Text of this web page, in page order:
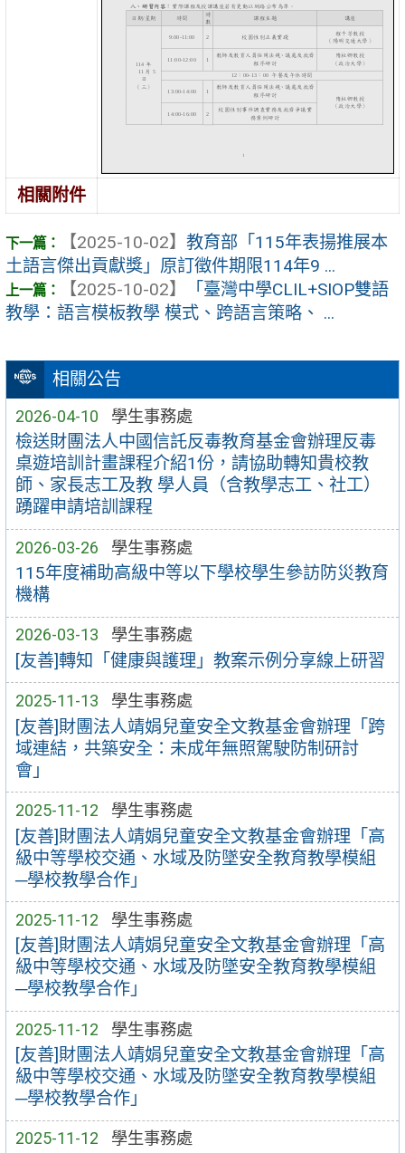
相關公告
2026-04-10 學生事務處
檢送財團法人中國信託反毒教育基金會辦理反毒
桌遊培訓計畫課程介紹1份，請協助轉知貴校教
師、家長志工及教 學人員（含教學志工、社工）
踴躍申請培訓課程
2026-03-26 學生事務處
115年度補助高級中等以下學校學生參訪防災教育
機構
2026-03-13 學生事務處
[友善]轉知「健康與護理」教案示例分享線上研習
2025-11-13 學生事務處
[友善]財團法人靖娟兒童安全文教基金會辦理「跨
域連結，共築安全：未成年無照駕駛防制研討
會」
2025-11-12 學生事務處
[友善]財團法人靖娟兒童安全文教基金會辦理「高
級中等學校交通、水域及防墜安全教育教學模組
─學校教學合作」
2025-11-12 學生事務處
[友善]財團法人靖娟兒童安全文教基金會辦理「高
級中等學校交通、水域及防墜安全教育教學模組
─學校教學合作」
2025-11-12 學生事務處
[友善]財團法人靖娟兒童安全文教基金會辦理「高
級中等學校交通、水域及防墜安全教育教學模組
─學校教學合作」
2025-11-12 學生事務處
相關附件
【2025-10-02】 教育部「115年表揚推展本
土語言傑出貢獻獎」原訂徵件期限114年9 ...
【2025-10-02】
「臺灣中學CLIL+SIOP雙語
教學：語言模板教學 模式、跨語言策略、 ...